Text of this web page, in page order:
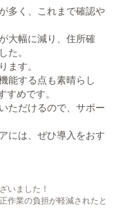
多く、これまで確認や
大幅に減り、住所確
た。
ます。
能する点も素晴らし
めです。
ただけるので、サポー
には、ぜひ導入をおす
いました！
作業の負担が軽減されたと